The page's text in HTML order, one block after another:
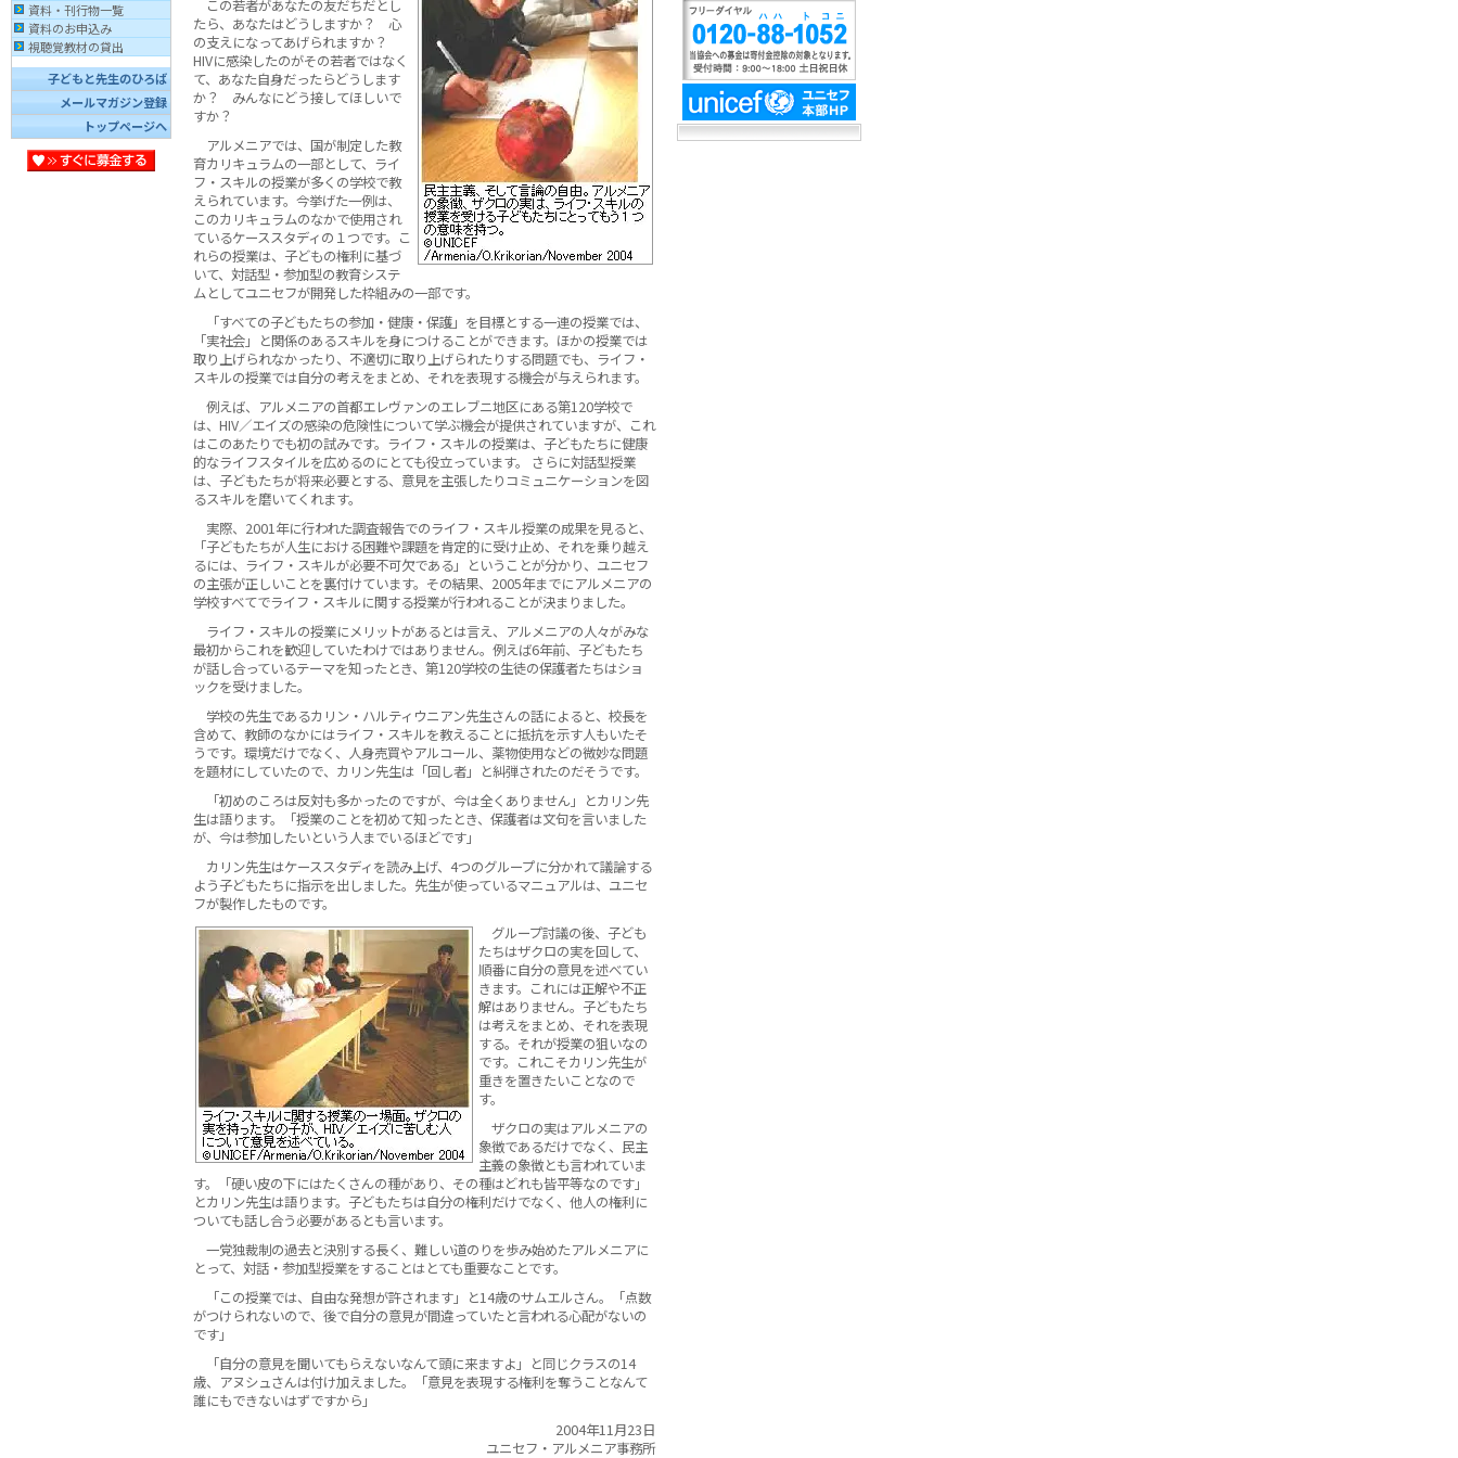
資料・刊行物一覧
資料のお申込み
視聴覚教材の貸出
子どもと先生のひろば
メールマガジン登録
トップページへ
この若者があなたの友だちだとし
たら、あなたはどうしますか？ 心
の支えになってあげられますか？
HIVに感染したのがその若者ではなく
て、あなた自身だったらどうします
か？ みんなにどう接してほしいで
すか？
アルメニアでは、国が制定した教
育カリキュラムの一部として、ライ
フ・スキルの授業が多くの学校で教
えられています。今挙げた一例は、
このカリキュラムのなかで使用され
ているケーススタディの１つです。こ
れらの授業は、子どもの権利に基づ
いて、対話型・参加型の教育システ
ムとしてユニセフが開発した枠組みの一部です。
「すべての子どもたちの参加・健康・保護」を目標とする一連の授業では、
「実社会」と関係のあるスキルを身につけることができます。ほかの授業では
取り上げられなかったり、不適切に取り上げられたりする問題でも、ライフ・
スキルの授業では自分の考えをまとめ、それを表現する機会が与えられます。
例えば、アルメニアの首都エレヴァンのエレブニ地区にある第120学校で
は、HIV／エイズの感染の危険性について学ぶ機会が提供されていますが、これ
はこのあたりでも初の試みです。ライフ・スキルの授業は、子どもたちに健康
的なライフスタイルを広めるのにとても役立っています。 さらに対話型授業
は、子どもたちが将来必要とする、意見を主張したりコミュニケーションを図
るスキルを磨いてくれます。
実際、2001年に行われた調査報告でのライフ・スキル授業の成果を見ると、
「子どもたちが人生における困難や課題を肯定的に受け止め、それを乗り越え
るには、ライフ・スキルが必要不可欠である」ということが分かり、ユニセフ
の主張が正しいことを裏付けています。その結果、2005年までにアルメニアの
学校すべてでライフ・スキルに関する授業が行われることが決まりました。
ライフ・スキルの授業にメリットがあるとは言え、アルメニアの人々がみな
最初からこれを歓迎していたわけではありません。例えば6年前、子どもたち
が話し合っているテーマを知ったとき、第120学校の生徒の保護者たちはショ
ックを受けました。
学校の先生であるカリン・ハルティウニアン先生さんの話によると、校長を
含めて、教師のなかにはライフ・スキルを教えることに抵抗を示す人もいたそ
うです。環境だけでなく、人身売買やアルコール、薬物使用などの微妙な問題
を題材にしていたので、カリン先生は「回し者」と糾弾されたのだそうです。
「初めのころは反対も多かったのですが、今は全くありません」とカリン先
生は語ります。「授業のことを初めて知ったとき、保護者は文句を言いました
が、今は参加したいという人までいるほどです」
カリン先生はケーススタディを読み上げ、4つのグループに分かれて議論する
よう子どもたちに指示を出しました。先生が使っているマニュアルは、ユニセ
フが製作したものです。
グループ討議の後、子ども
たちはザクロの実を回して、
順番に自分の意見を述べてい
きます。これには正解や不正
解はありません。子どもたち
は考えをまとめ、それを表現
する。それが授業の狙いなの
です。これこそカリン先生が
重きを置きたいことなので
す。
ザクロの実はアルメニアの
象徴であるだけでなく、民主
主義の象徴とも言われていま
す。「硬い皮の下にはたくさんの種があり、その種はどれも皆平等なのです」
とカリン先生は語ります。子どもたちは自分の権利だけでなく、他人の権利に
ついても話し合う必要があるとも言います。
一党独裁制の過去と決別する長く、難しい道のりを歩み始めたアルメニアに
とって、対話・参加型授業をすることはとても重要なことです。
「この授業では、自由な発想が許されます」と14歳のサムエルさん。「点数
がつけられないので、後で自分の意見が間違っていたと言われる心配がないの
です」
「自分の意見を聞いてもらえないなんて頭に来ますよ」と同じクラスの14
歳、アヌシュさんは付け加えました。「意見を表現する権利を奪うことなんて
誰にもできないはずですから」
2004年11月23日
ユニセフ・アルメニア事務所